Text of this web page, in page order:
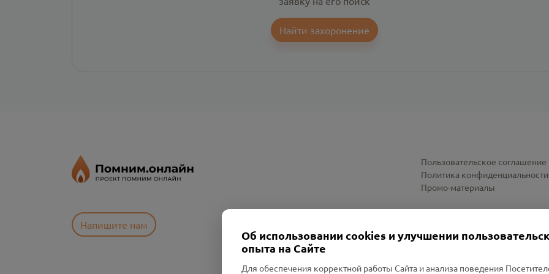
Найти захоронение
Напишите нам
Пользовательское соглашение
Политика конфиденциальности
Промо-материалы
Об использовании cookies и улучшении
опыта на Сайте
Для обеспечения корректной работы Сайта и анализа поведения